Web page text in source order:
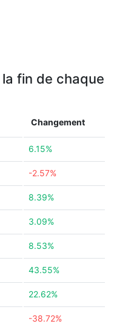
fin de chaque
Changement
6.15%
-2.57%
8.39%
3.09%
8.53%
43.55%
22.62%
-38.72%